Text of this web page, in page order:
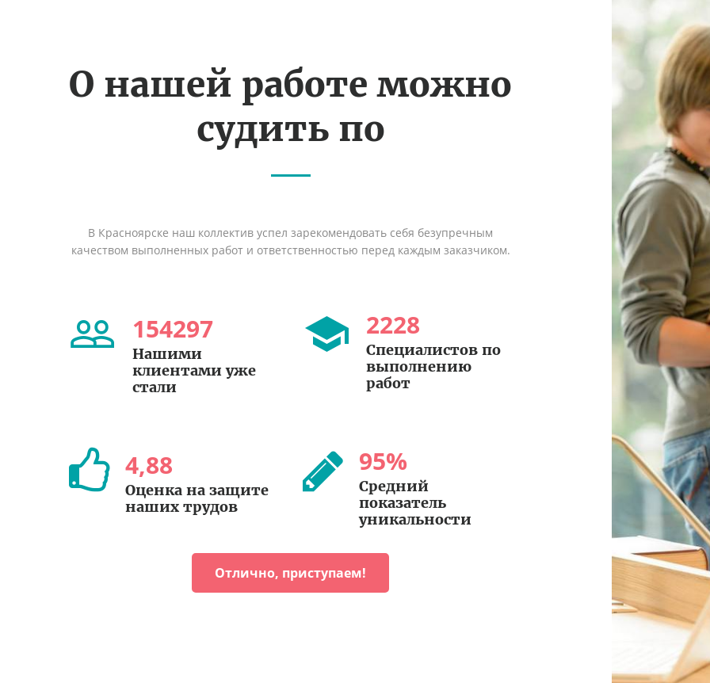
О нашей работе можно
судить по
В Красноярске наш коллектив успел зарекомендовать себя безупречным
качеством выполненных работ и ответственностью перед каждым заказчиком.
154297
Нашими
клиентами уже
стали
2228
Специалистов по
выполнению
работ
4,88
Оценка на защите
наших трудов
95%
Средний
показатель
уникальности
Отлично, приступаем!